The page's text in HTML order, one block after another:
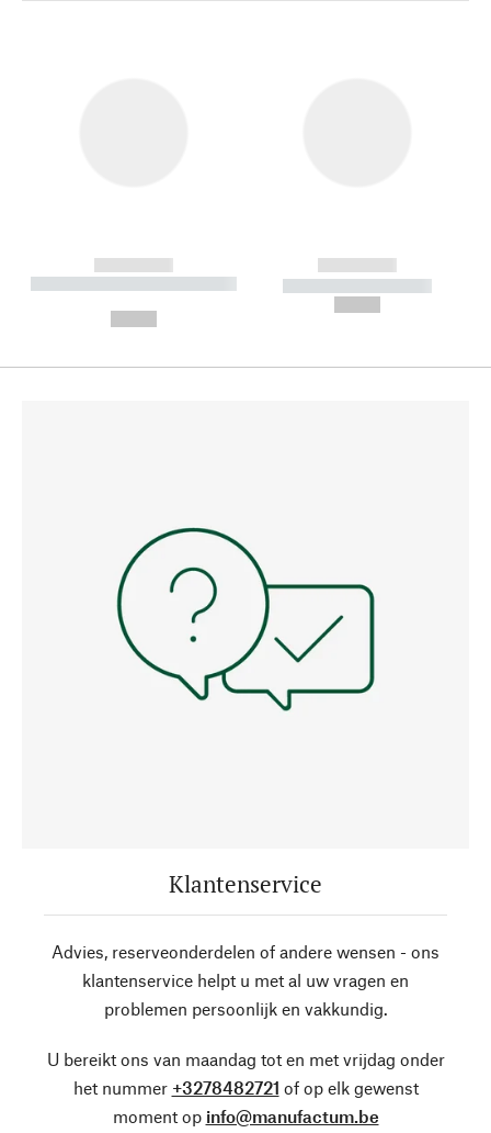
------------
----------- ----------- --------
------------
----------- -----------
Klantenservice
Advies, reserveonderdelen of andere wensen - ons
klantenservice helpt u met al uw vragen en
problemen persoonlijk en vakkundig.
U bereikt ons van maandag tot en met vrijdag onder
het nummer +3278482721 of op elk gewenst
moment op info@manufactum.be